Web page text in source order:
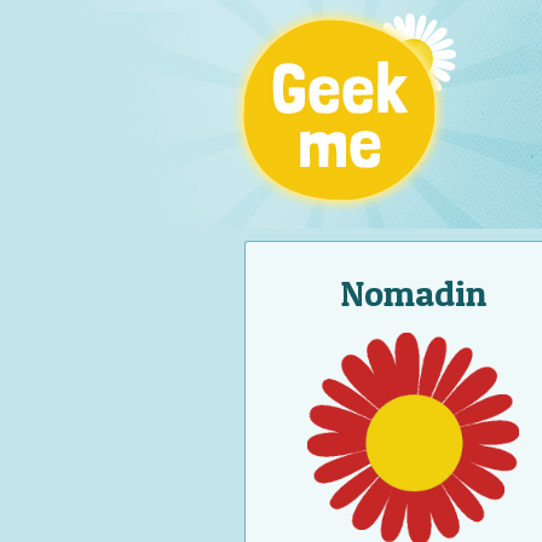
Nomadin